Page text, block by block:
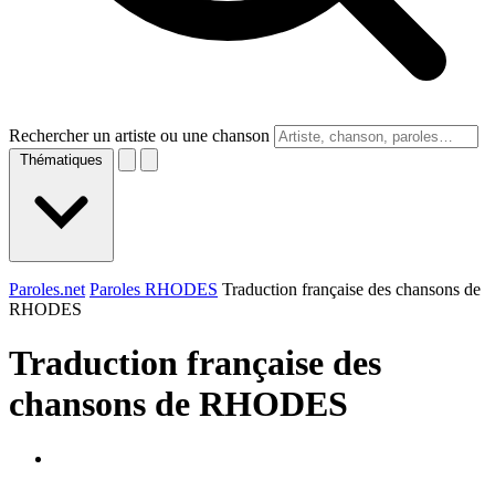
Rechercher un artiste ou une chanson
Thématiques
Paroles.net Paroles RHODES Traduction française des chansons de
RHODES
Traduction française des
chansons de RHODES